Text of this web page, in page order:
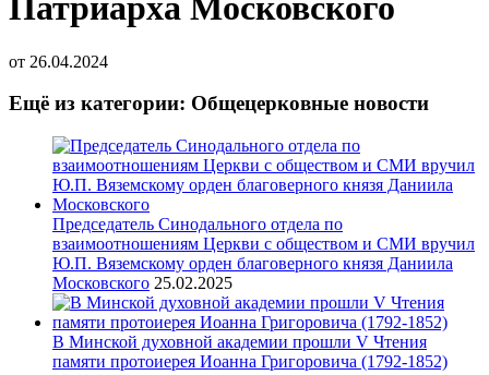
Патриарха Московского
от 26.04.2024
Ещё из категории: Общецерковные новости
Председатель Синодального отдела по
взаимоотношениям Церкви с обществом и СМИ вручил
Ю.П. Вяземскому орден благоверного князя Даниила
Московского 25.02.2025
В Минской духовной академии прошли V Чтения
памяти протоиерея Иоанна Григоровича (1792-1852)